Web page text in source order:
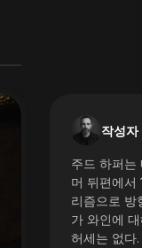
작성자
주드 하퍼는
머 뒤편에서
리즘으로 방
가 와인에
허세는 없다